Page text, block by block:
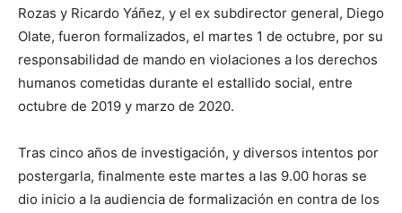
Rozas y Ricardo Yáñez, y el ex subdirector general, Diego
Olate, fueron formalizados, el martes 1 de octubre, por su
responsabilidad de mando en violaciones a los derechos
humanos cometidas durante el estallido social, entre
octubre de 2019 y marzo de 2020.
Tras cinco años de investigación, y diversos intentos por
postergarla, finalmente este martes a las 9.00 horas se
dio inicio a la audiencia de formalización en contra de los